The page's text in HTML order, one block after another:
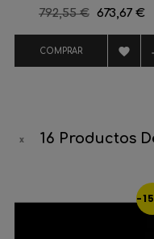
Precio
792,55 € Precio
673,67 €
COMPRAR 
16 Productos
-